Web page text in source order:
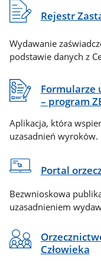
Rejestr
Wydawanie
podstawie danych z
Formularze
– program
Aplikacja, która
uzasadnień wyroków.
Portal
Bezwnioskowa
uzasadnieniem
Człowieka